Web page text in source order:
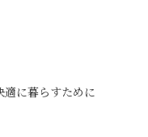
に暮らすために